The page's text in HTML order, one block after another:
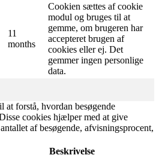
11
months
Cookien sættes af cookie
modul og bruges til at
gemme, om brugeren har
accepteret brugen af ​​
cookies eller ej. Det
gemmer ingen personlige
data.
at forstå, hvordan besøgende
cookies hjælper med at give
af besøgende, afvisningsprocent,
Beskrivelse